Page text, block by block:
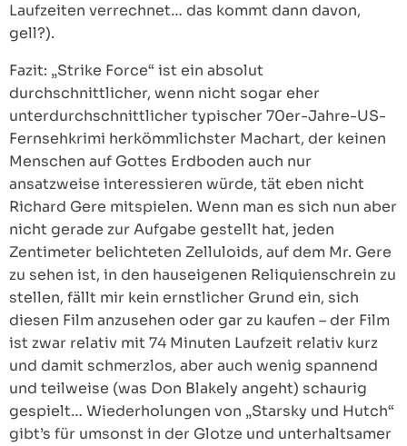
Laufzeiten verrechnet… das kommt dann davon,
gell?).
Fazit: „Strike Force“ ist ein absolut
durchschnittlicher, wenn nicht sogar eher
unterdurchschnittlicher typischer 70er-Jahre-US-
Fernsehkrimi herkömmlichster Machart, der keinen
Menschen auf Gottes Erdboden auch nur
ansatzweise interessieren würde, tät eben nicht
Richard Gere mitspielen. Wenn man es sich nun aber
nicht gerade zur Aufgabe gestellt hat, jeden
Zentimeter belichteten Zelluloids, auf dem Mr. Gere
zu sehen ist, in den hauseigenen Reliquienschrein zu
stellen, fällt mir kein ernstlicher Grund ein, sich
diesen Film anzusehen oder gar zu kaufen – der Film
ist zwar relativ mit 74 Minuten Laufzeit relativ kurz
und damit schmerzlos, aber auch wenig spannend
und teilweise (was Don Blakely angeht) schaurig
gespielt… Wiederholungen von „Starsky und Hutch“
gibt’s für umsonst in der Glotze und unterhaltsamer